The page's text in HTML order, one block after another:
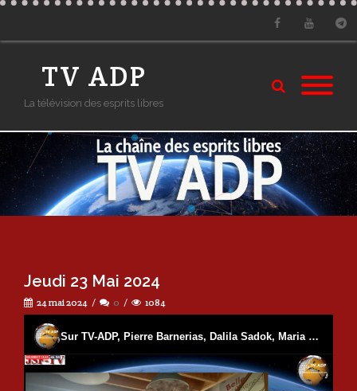
TV ADP
La télévision des esprits libres
Jeudi 23 Mai 2024
24 mai 2024 0 1084